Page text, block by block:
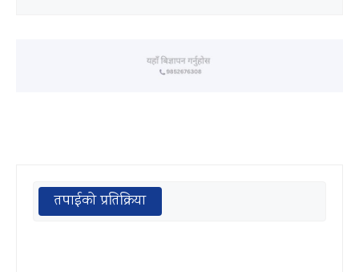
तपाईको प्रतिक्रिया